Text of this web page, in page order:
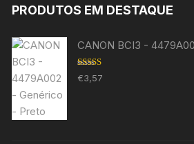
PRODUTOS EM DESTAQUE
CANON BCI3 -
Avaliação
5.00de 5
€3,57